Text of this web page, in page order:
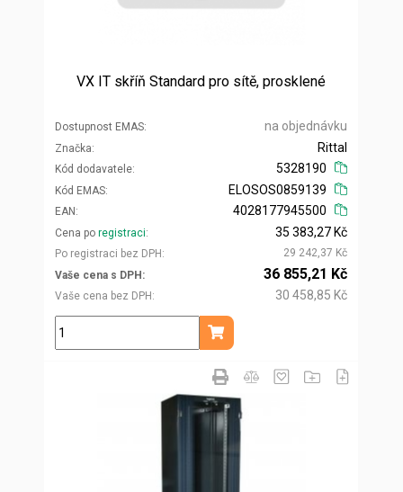
VX IT skříň Standard pro sítě, prosklené
Dostupnost EMAS na objednávku
Značka
Kód dodavatele
Rittal
5328190
Kód EMAS
EAN
ELOSOS0859139
4028177945500
Cena po registraci
Po registraci bez DPH
35 383,27 Kč
29 242,37 Kč
Vaše cena s DPH
Vaše cena bez DPH
36 855,21 Kč
30 458,85 Kč
ks
Přidat do košíku